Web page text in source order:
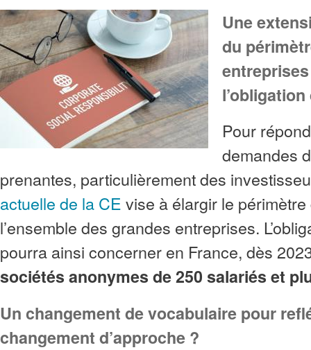
Une
du
Pour
demandes
prenantes, particulièrement des
actuelle de la CE vise à élargir le périmètre
l’ensemble des grandes entreprises.
pourra ainsi concerner en France, dès
sociétés anonymes de 250 salariés et
Un changement de vocabulaire pour
changement d’approche ?